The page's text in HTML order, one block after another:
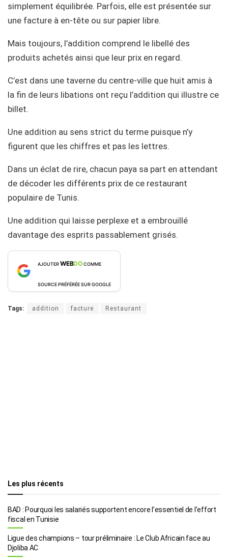
simplement équilibrée. Parfois, elle est présentée sur
une facture à en-tête ou sur papier libre.
Mais toujours, l’addition comprend le libellé des
produits achetés ainsi que leur prix en regard.
C’est dans une taverne du centre-ville que huit amis à
la fin de leurs libations ont reçu l’addition qui illustre ce
billet.
Une addition au sens strict du terme puisque n’y
figurent que les chiffres et pas les lettres.
Dans un éclat de rire, chacun paya sa part en attendant
de décoder les différents prix de ce restaurant
populaire de Tunis.
Une addition qui laisse perplexe et a embrouillé
davantage des esprits passablement grisés.
AJOUTERWEBDOCOMME
SOURCE PRÉFÉRÉE SUR GOOGLE
Tags: addition facture Restaurant
Les plus récents
BAD : Pourquoi les salariés supportent encore l’essentiel de l’effort
fiscal en Tunisie
Ligue des champions – tour préliminaire : Le Club Africain face au
Djoliba AC